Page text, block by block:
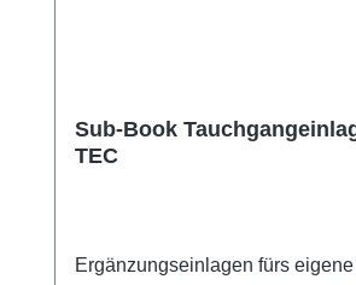
Sub-Book
TEC
Ergänzungseinlagen fürs